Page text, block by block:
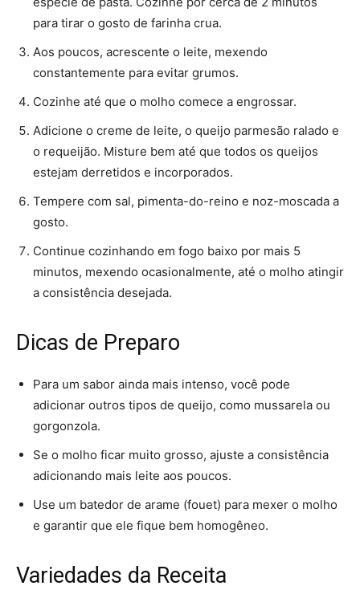
para tirar o gosto de farinha crua.
Aos poucos, acrescente o leite, mexendo
constantemente para evitar grumos.
Cozinhe até que o molho comece a engrossar.
Adicione o creme de leite, o queijo parmesão ralado e
o requeijão. Misture bem até que todos os queijos
estejam derretidos e incorporados.
Tempere com sal, pimenta-do-reino e noz-moscada a
gosto.
Continue cozinhando em fogo baixo por mais 5
minutos, mexendo ocasionalmente, até o molho atingir
a consistência desejada.
Dicas de Preparo
Para um sabor ainda mais intenso, você pode
adicionar outros tipos de queijo, como mussarela ou
gorgonzola.
Se o molho ficar muito grosso, ajuste a consistência
adicionando mais leite aos poucos.
Use um batedor de arame (fouet) para mexer o molho
e garantir que ele fique bem homogêneo.
Variedades da Receita